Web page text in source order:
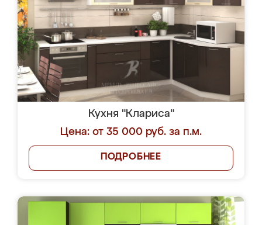
Кухня "Клариса"
Цена: от 35 000 руб. за п.м.
ПОДРОБНЕЕ